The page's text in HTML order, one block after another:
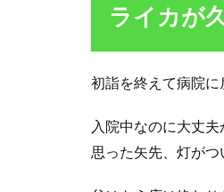
は？
能
ラ
イ
ライカが
初詣を終えて病院に
入院中なのに大丈
思った矢先、灯が